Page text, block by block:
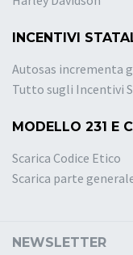
INCENTIVI
Autosas incrementa
Tutto sugli Incentivi
MODELLO 231 E
Scarica Codice Etico
Scarica parte
NEWSLETTER